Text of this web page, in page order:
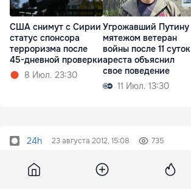
США снимут с Сирии
статус спонсора
терроризма после
45-дневной проверки
8 Июл. 23:30
Угрожавший Путину
мятежом ветеран
войны после 11 суток
ареста объяснил
свое поведение
11 Июл. 13:30
24h 23 августа 2012, 15:08 735
Un fost ambasador